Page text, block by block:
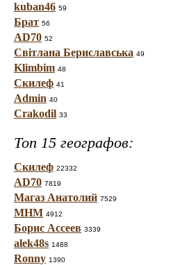
kuban46 59
Брат 56
AD70 52
Світлана Бериславська 49
Klimbim 48
Скилеф 41
Admin 40
Crakodil 33
Топ 15 географов:
Скилеф 22332
AD70 7819
Магаз Анатолий 7529
МНМ 4912
Борис Ассеев 3339
alek48s 1488
Ronny 1390